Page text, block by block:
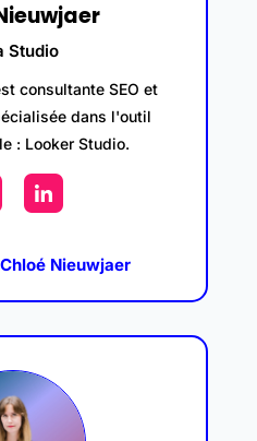
Studio
consultante SEO et
dans l'outil
: Looker Studio.
Chloé Nieuwjaer